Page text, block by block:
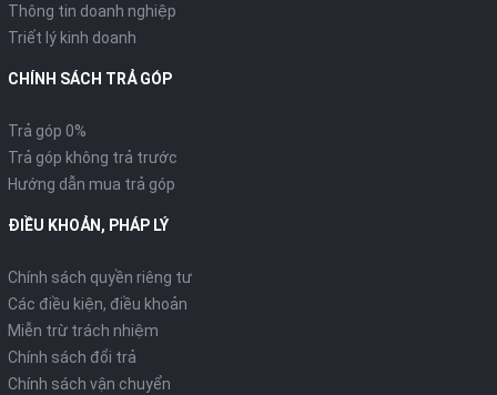
Thông tin doanh nghiệp
Triết lý kinh doanh
CHÍNH SÁCH TRẢ GÓP
Trả góp 0%
Trả góp không trả trước
Hướng dẫn mua trả góp
ĐIỀU KHOẢN, PHÁP LÝ
Chính sách quyền riêng tư
Các điều kiện, điều khoản
Miễn trừ trách nhiệm
Chính sách đổi trả
Chính sách vận chuyển